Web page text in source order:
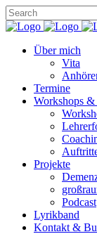
Über mich
Vita
Termine
Workshops
Projekte
Podcast
Lyrikband
Kontakt &